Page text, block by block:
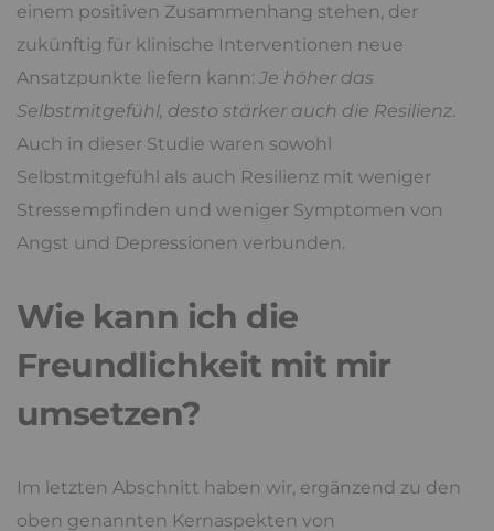
einem positiven Zusammenhang stehen, der
zukünftig für klinische Interventionen neue
Ansatzpunkte liefern kann: Je höher das
Selbstmitgefühl, desto stärker auch die Resilienz.
Auch in dieser Studie waren sowohl
Selbstmitgefühl als auch Resilienz mit weniger
Stressempfinden und weniger Symptomen von
Angst und Depressionen verbunden.
Wie kann ich die
Freundlichkeit mit mir
umsetzen?
Im letzten Abschnitt haben wir, ergänzend zu den
oben genannten Kernaspekten von